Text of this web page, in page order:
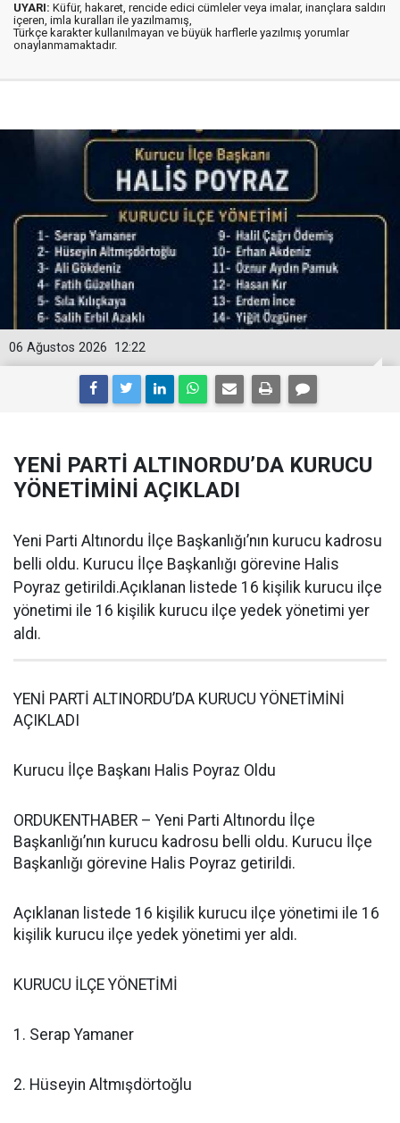
UYARI: Küfür, hakaret, rencide edici cümleler veya imalar, inançlara saldırı
içeren, imla kuralları ile yazılmamış,
Türkçe karakter kullanılmayan ve büyük harflerle yazılmış yorumlar
onaylanmamaktadır.
12:22
06 Ağustos 2026
YENİ PARTİ ALTINORDU’DA KURUCU
YÖNETİMİNİ AÇIKLADI
Yeni Parti Altınordu İlçe Başkanlığı’nın kurucu kadrosu
belli oldu. Kurucu İlçe Başkanlığı görevine Halis
Poyraz getirildi.Açıklanan listede 16 kişilik kurucu ilçe
yönetimi ile 16 kişilik kurucu ilçe yedek yönetimi yer
aldı.
YENİ PARTİ ALTINORDU’DA KURUCU YÖNETİMİNİ
AÇIKLADI
Kurucu İlçe Başkanı Halis Poyraz Oldu
ORDUKENTHABER – Yeni Parti Altınordu İlçe
Başkanlığı’nın kurucu kadrosu belli oldu. Kurucu İlçe
Başkanlığı görevine Halis Poyraz getirildi.
Açıklanan listede 16 kişilik kurucu ilçe yönetimi ile 16
kişilik kurucu ilçe yedek yönetimi yer aldı.
KURUCU İLÇE YÖNETİMİ
1. Serap Yamaner
2. Hüseyin Altmışdörtoğlu